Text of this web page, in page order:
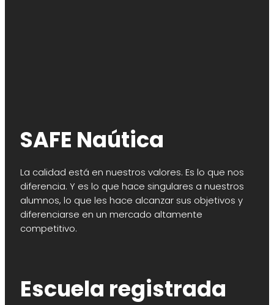
SAFE Naútica
La calidad está en nuestros valores. Es lo que nos
diferencia. Y es lo que hace singulares a nuestros
alumnos, lo que les hace alcanzar sus objetivos y
diferenciarse en un mercado altamente
competitivo.
Escuela registrada